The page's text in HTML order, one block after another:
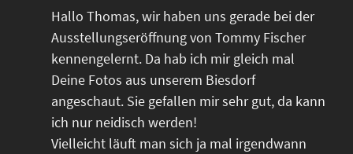
Hallo Thomas, wir haben uns gerade bei der
Ausstellungseröffnung von Tommy Fischer
kennengelernt. Da hab ich mir gleich mal
Deine Fotos aus unserem Biesdorf
angeschaut. Sie gefallen mir sehr gut, da kann
ich nur neidisch werden!
Vielleicht läuft man sich ja mal irgendwann